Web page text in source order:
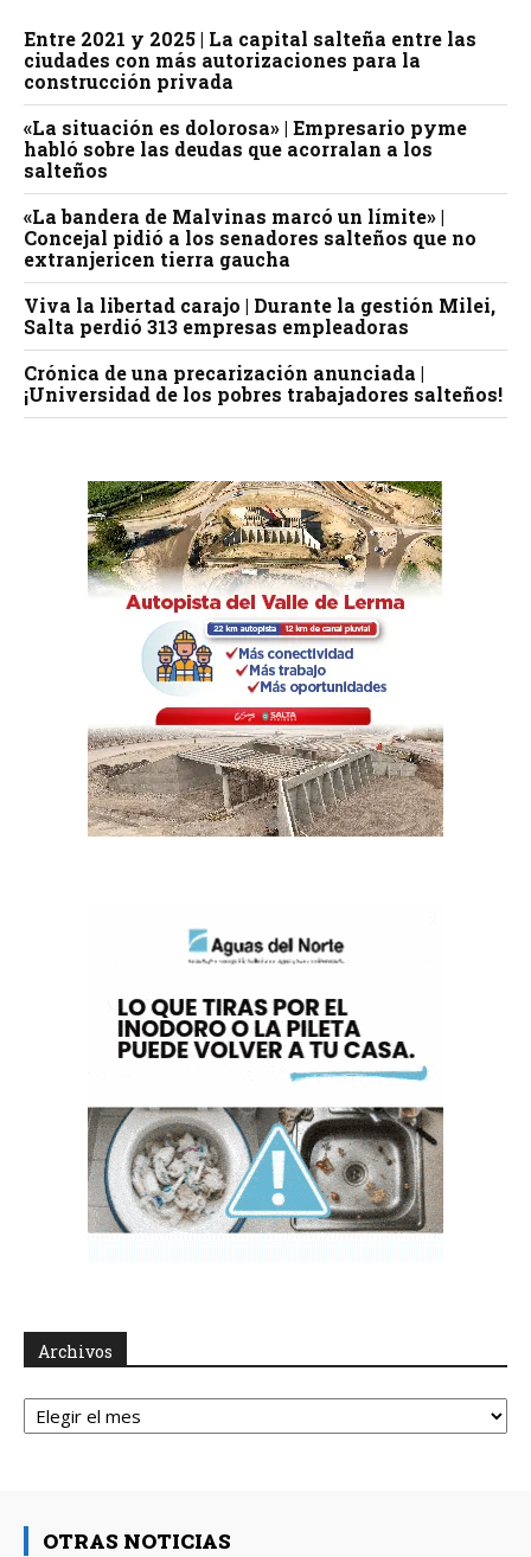
Entre 2021 y 2025 | La capital salteña entre las
ciudades con más autorizaciones para la
construcción privada
«La situación es dolorosa» | Empresario pyme
habló sobre las deudas que acorralan a los
salteños
«La bandera de Malvinas marcó un límite» |
Concejal pidió a los senadores salteños que no
extranjericen tierra gaucha
Viva la libertad carajo | Durante la gestión Milei,
Salta perdió 313 empresas empleadoras
Crónica de una precarización anunciada |
¡Universidad de los pobres trabajadores salteños!
Archivos
Archivos
OTRAS NOTICIAS